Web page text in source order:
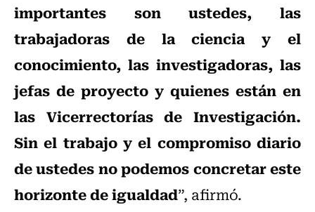
importantes son ustedes, las
trabajadoras de la ciencia y el
conocimiento, las investigadoras, las
jefas de proyecto y quienes están en
las Vicerrectorías de Investigación.
Sin el trabajo y el compromiso diario
de ustedes no podemos concretar este
horizonte de igualdad”, afirmó.